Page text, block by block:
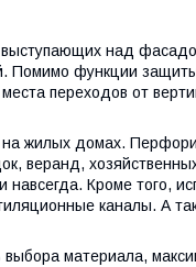
над
Помимо функции
переходов от
на жилых домах.
веранд,
Кроме того,
каналы. А
материала,